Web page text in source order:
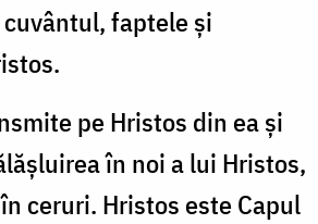
faptele şi
pe Hristos din ea şi
în noi a lui Hristos,
ceruri. Hristos este Capul